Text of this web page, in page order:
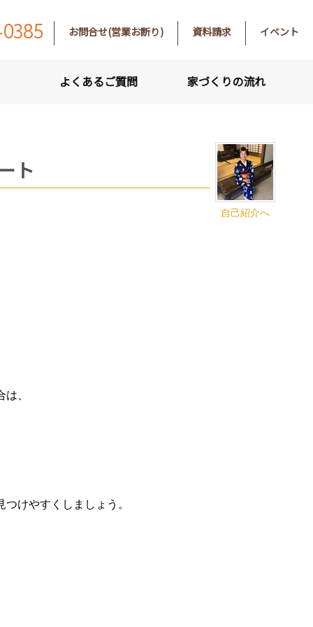
お問合せ(営業お断り) 資料請求 イベント
よくあるご質問 家づくりの流れ
自己紹介へ
ト
、
けやすくしましょう。